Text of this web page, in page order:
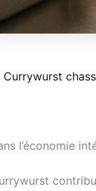
l’économie